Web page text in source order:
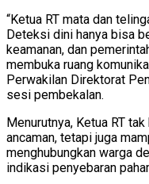
“Ketua RT mata dan
Deteksi dini hanya bisa
keamanan, dan
membuka ruang
Perwakilan Direktorat
sesi pembekalan.
Menurutnya, Ketua RT
ancaman, tetapi juga
menghubungkan warga
indikasi penyebaran